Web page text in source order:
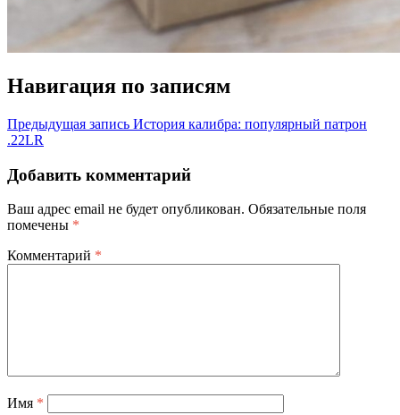
Навигация по записям
Предыдущая запись История калибра: популярный патрон
.22LR
Добавить комментарий
Ваш адрес email не будет опубликован. Обязательные поля
помечены *
Комментарий *
Имя *